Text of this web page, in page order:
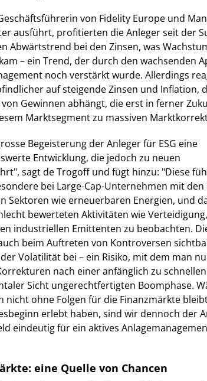
von Fidelity Europe und
ausführt, profitierten die Anleger seit der
Abwärtstrend bei den Zinsen, was
– ein Trend, der durch den wachsenden
noch verstärkt wurde. Allerdings
auf steigende Zinsen und Inflation,
Gewinnen abhängt, die erst in ferner
Marktsegment zu massiven
Begeisterung der Anleger für ESG eine
Entwicklung, die jedoch zu neuen
sagt de Trogoff und fügt hinzu: "Diese
bei Large-Cap-Unternehmen mit den
Sektoren wie erneuerbaren Energien, und
bewerteten Aktivitäten wie
industriellen Emittenten zu beobachten.
beim Auftreten von Kontroversen
Volatilität bei – ein Risiko, mit dem man
nach einer anfänglich zu
Sicht ungerechtfertigten Boomphase.
nicht ohne Folgen für die Finanzmärkte
erlebt haben, sind wir dennoch der
eindeutig für ein aktives
eine Quelle von Chancen